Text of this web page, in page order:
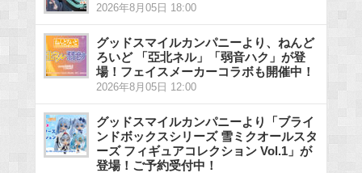
2026年8月05日 18:00
グッドスマイルカンパニーより、ねんど
ろいど 「亞北ネル」「弱音ハク」が登
場！フェイスメーカーコラボも開催中！
2026年8月05日 12:00
グッドスマイルカンパニーより「ブライ
ンドボックスシリーズ 雪ミクオールスタ
ーズ フィギュアコレクション Vol.1」が
登場！ご予約受付中！